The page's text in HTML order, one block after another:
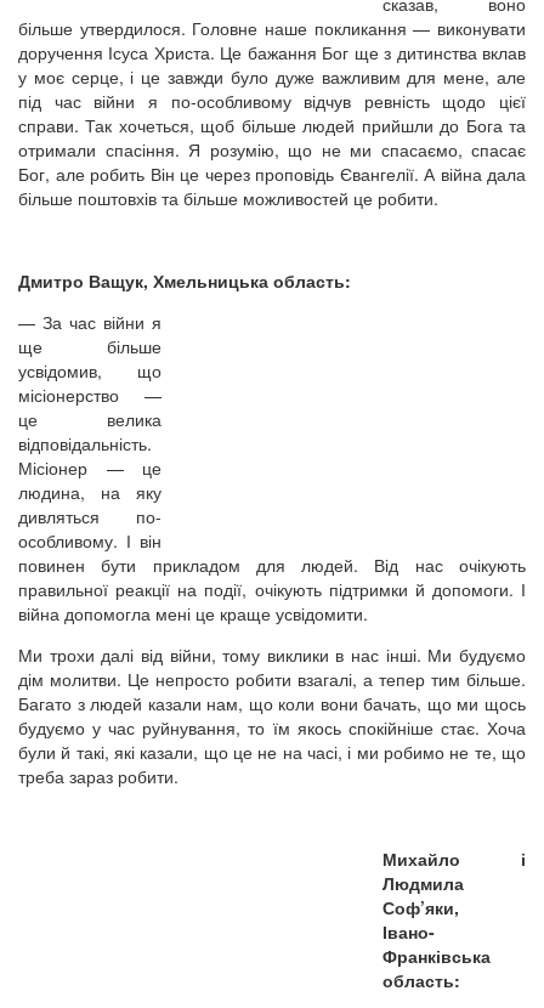
більше утвердилося. Головне наше покликання — виконувати
доручення Ісуса Христа. Це бажання Бог ще з дитинства вклав
у моє серце, і це завжди було дуже важливим для мене, але
під час війни я по-особливому відчув ревність щодо цієї
справи. Так хочеться, щоб більше людей прийшли до Бога та
отримали спасіння. Я розумію, що не ми спасаємо, спасає
Бог, але робить Він це через проповідь Євангелії. А війна дала
більше поштовхів та більше можливостей це робити.
Дмитро Ващук, Хмельницька область:
— За час війни я
ще більше
усвідомив, що
місіонерство —
це велика
відповідальність.
Місіонер — це
людина, на яку
дивляться по-
особливому. І він
повинен бути прикладом для людей. Від нас очікують
правильної реакції на події, очікують підтримки й допомоги. І
війна допомогла мені це краще усвідомити.
Ми трохи далі від війни, тому виклики в нас інші. Ми будуємо
дім молитви. Це непросто робити взагалі, а тепер тим більше.
Багато з людей казали нам, що коли вони бачать, що ми щось
будуємо у час руйнування, то їм якось спокійніше стає. Хоча
були й такі, які казали, що це не на часі, і ми робимо не те, що
треба зараз робити.
Михайло і
Людмила
Соф’яки,
Івано-
Франківська
область: